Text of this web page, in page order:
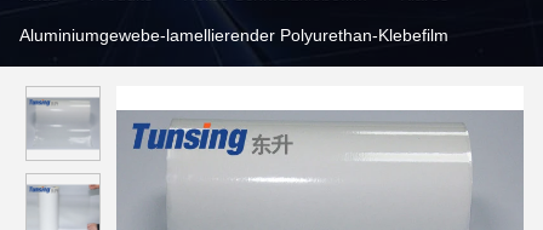
Aluminiumgewebe-lamellierender Polyurethan-Klebefilm